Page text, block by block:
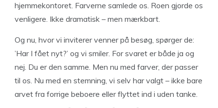
hjemmekontoret. Farverne samlede os. Roen gjorde os
venligere. Ikke dramatisk – men mærkbart.
Og nu, hvor vi inviterer venner på besøg, spørger de:
’Har I fået nyt?’ og vi smiler. For svaret er både ja og
nej. Du er den samme. Men nu med farver, der passer
til os. Nu med en stemning, vi selv har valgt – ikke bare
arvet fra forrige beboere eller flyttet ind i uden tanke.